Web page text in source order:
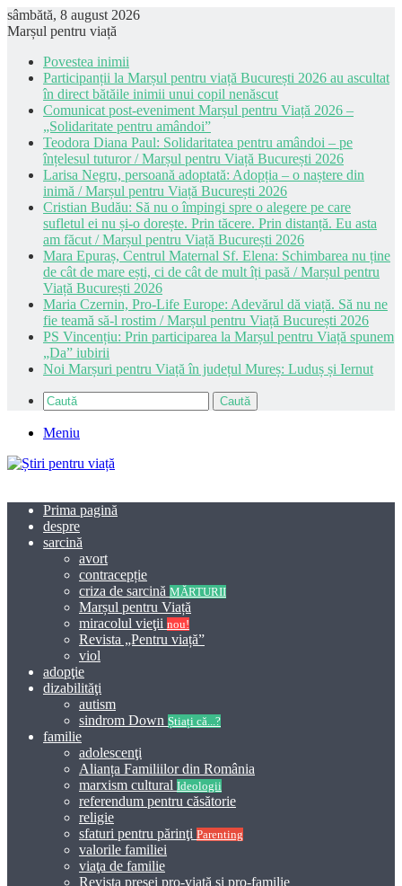
sâmbătă, 8 august 2026
Marșul pentru viață
Povestea inimii
Participanții la Marșul pentru viață București 2026 au ascultat
în direct bătăile inimii unui copil nenăscut
Comunicat post-eveniment Marșul pentru Viață 2026 –
„Solidaritate pentru amândoi”
Teodora Diana Paul: Solidaritatea pentru amândoi – pe
înțelesul tuturor / Marșul pentru Viață București 2026
Larisa Negru, persoană adoptată: Adopția – o naștere din
inimă / Marșul pentru Viață București 2026
Cristian Budău: Să nu o împingi spre o alegere pe care
sufletul ei nu și-o dorește. Prin tăcere. Prin distanță. Eu asta
am făcut / Marșul pentru Viață București 2026
Mara Epuraș, Centrul Maternal Sf. Elena: Schimbarea nu ține
de cât de mare ești, ci de cât de mult îți pasă / Marșul pentru
Viață București 2026
Maria Czernin, Pro-Life Europe: Adevărul dă viață. Să nu ne
fie teamă să-l rostim / Marșul pentru Viață București 2026
PS Vincențiu: Prin participarea la Marșul pentru Viață spunem
„Da” iubirii
Noi Marșuri pentru Viață în județul Mureș: Luduș și Iernut
Caută
Meniu
Prima pagină
despre
sarcină
avort
contracepție
criza de sarcină MĂRTURII
Marșul pentru Viață
miracolul vieţii nou!
Revista „Pentru viață”
viol
adopţie
dizabilităţi
autism
sindrom Down Știați că...?
familie
adolescenţi
Alianța Familiilor din România
marxism cultural Ideologii
referendum pentru căsătorie
religie
sfaturi pentru părinţi Parenting
valorile familiei
viaţa de familie
Revista presei pro-viață și pro-familie